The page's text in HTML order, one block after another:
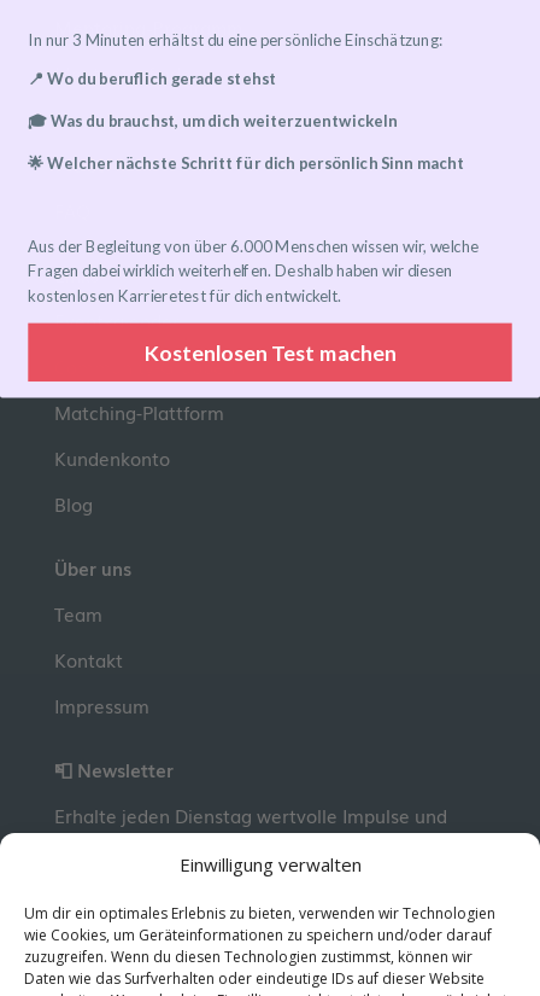
Einwilligung verwalten
Um dir ein optimales Erlebnis zu bieten, verwenden wir Technologien
wie Cookies, um Geräteinformationen zu speichern und/oder darauf
zuzugreifen. Wenn du diesen Technologien zustimmst, können wir
Daten wie das Surfverhalten oder eindeutige IDs auf dieser Website
Mentor*in finden
Ablauf
Preise
Links
Eventkalender
Community-Gruppen
Matching-Plattform
Kundenkonto
Blog
Über uns
Team
Kontakt
Impressum
📮 Newsletter
Erhalte jeden Dienstag wertvolle Impulse und
kostenlos abonnieren!
© 2026 MentorMe. Alle Rechte vorbehalten.
In nur 3 Minuten erhältst du eine persönliche Einschätzung:
📍 Wo du beruflich gerade stehst
🎓 Was du brauchst, um dich weiterzuentwickeln
🌟 Welcher nächste Schritt für dich persönlich Sinn macht
Aus der Begleitung von über 6.000 Menschen wissen wir, welche
Fragen dabei wirklich weiterhelfen. Deshalb haben wir diesen
kostenlosen Karrieretest für dich entwickelt.
Kostenlosen Test machen